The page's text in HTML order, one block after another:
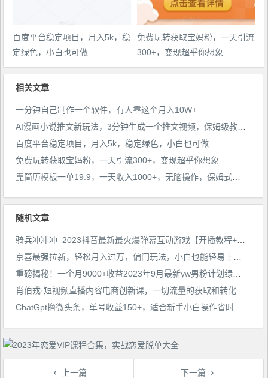
百度平台稳定项目，月入5k，稳
定绿色，小白也可做
免费玩转获取宝妈粉，一天引流
300+，变现超乎你想象
相关文章
一分钟自己制作一个软件，有人靠这个月入10W+
百度平台稳定项目，月入5k，稳定绿色，小白也可做
免费玩转获取宝妈粉，一天引流300+，变现超乎你想象
随机文章
上一篇
下一篇